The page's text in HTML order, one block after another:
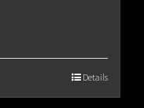
Details